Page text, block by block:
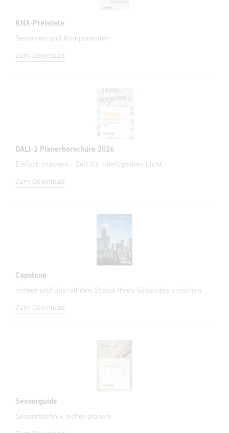
KNX-Preisliste
Sensoren und Komponenten
Zum Download
DALI-2 Planerborschüre 2026
Einfach machen - Zeit für intelligentes Licht.
Zum Download
Capstone
Immer und überall den Status Ihres Gebäudes einsehen.
Zum Download
Sensorguide
Sensortechnik sicher planen.